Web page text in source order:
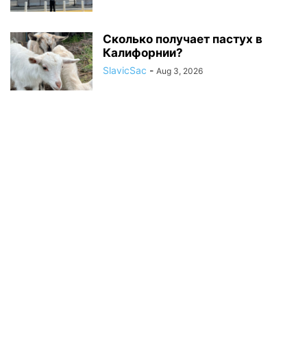
Сколько получает пастух в
Калифорнии?
SlavicSac - Aug 3, 2026